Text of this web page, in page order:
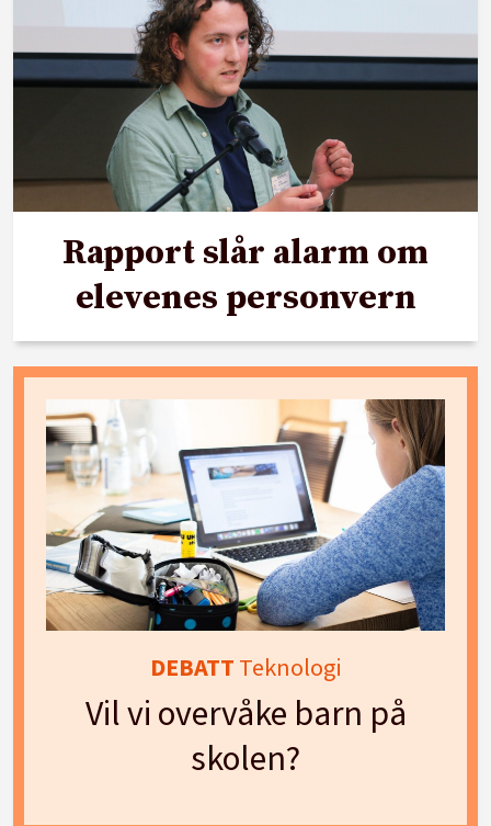
Rapport slår alarm om
elevenes personvern
DEBATT Teknologi
Vil vi overvåke barn på
skolen?